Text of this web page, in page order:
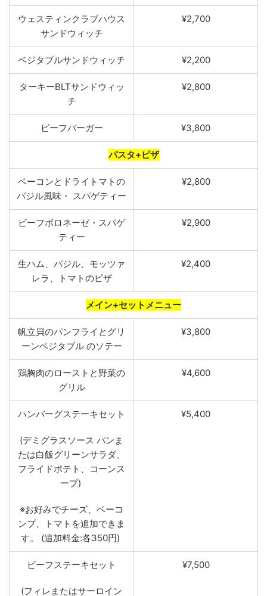
ウェスティンクラブハウス
サンドウィッチ
¥2,700
ベジタブルサンドウィッチ ¥2,200
ターキーBLTサンドウィッ
チ
¥2,800
ビーフバーガー ¥3,800
パスタ+ピザ
ベーコンとドライトマトの
バジル風味 ・ スパゲテ ィー
¥2,800
ビーフボロネーゼ・ スパゲ
テ ィー
¥2,900
生ハム バジル
モッツァ
レラ
トマトのピザ
¥2,400
メイン+セットメニュー
帆立 貝のパンフライとグリ
ーンベジタブル のソテー
¥3,800
鶏胸肉のローストと野菜の
グリル
¥4,600
ハンバーグステーキセット
(デミ グラスソース パンま
たは白飯グリーンサラダ、
フライドポテト、コーンス
ープ)
※お好みでチーズ、ベーコ
ンプ、トマトを追加できま
す。 (追加料金:各350円)
¥5,400
ビーフステーキセット
(フィレまたはサーロイン
¥7,500